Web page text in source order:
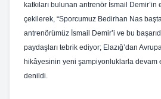
katkıları bulunan antrenör İsmail
çekilerek, “Sporcumuz Bedirhan Nas
antrenörümüz İsmail Demir’i ve bu
paydaşları tebrik ediyor; Elazığ’dan
hikâyesinin yeni şampiyonluklarla devam
denildi.